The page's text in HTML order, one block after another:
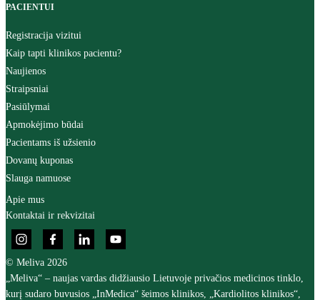
PACIENTUI
Registracija vizitui
Kaip tapti klinikos pacientu?
Naujienos
Straipsniai
Pasiūlymai
Apmokėjimo būdai
Pacientams iš užsienio
Dovanų kuponas
Slauga namuose
Apie mus
Kontaktai ir rekvizitai
© Meliva 2026
„Meliva“ – naujas vardas didžiausio Lietuvoje privačios medicinos tinklo,
kurį sudaro buvusios „InMedica“ šeimos klinikos, „Kardiolitos klinikos“,